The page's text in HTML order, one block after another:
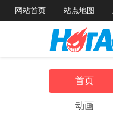
网站首页 站点地图
首页
动画